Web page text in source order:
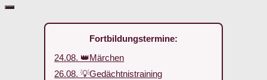
Fortbildungstermine:
24.08. 👑Märchen
26.08. 💡Gedächtnistraining